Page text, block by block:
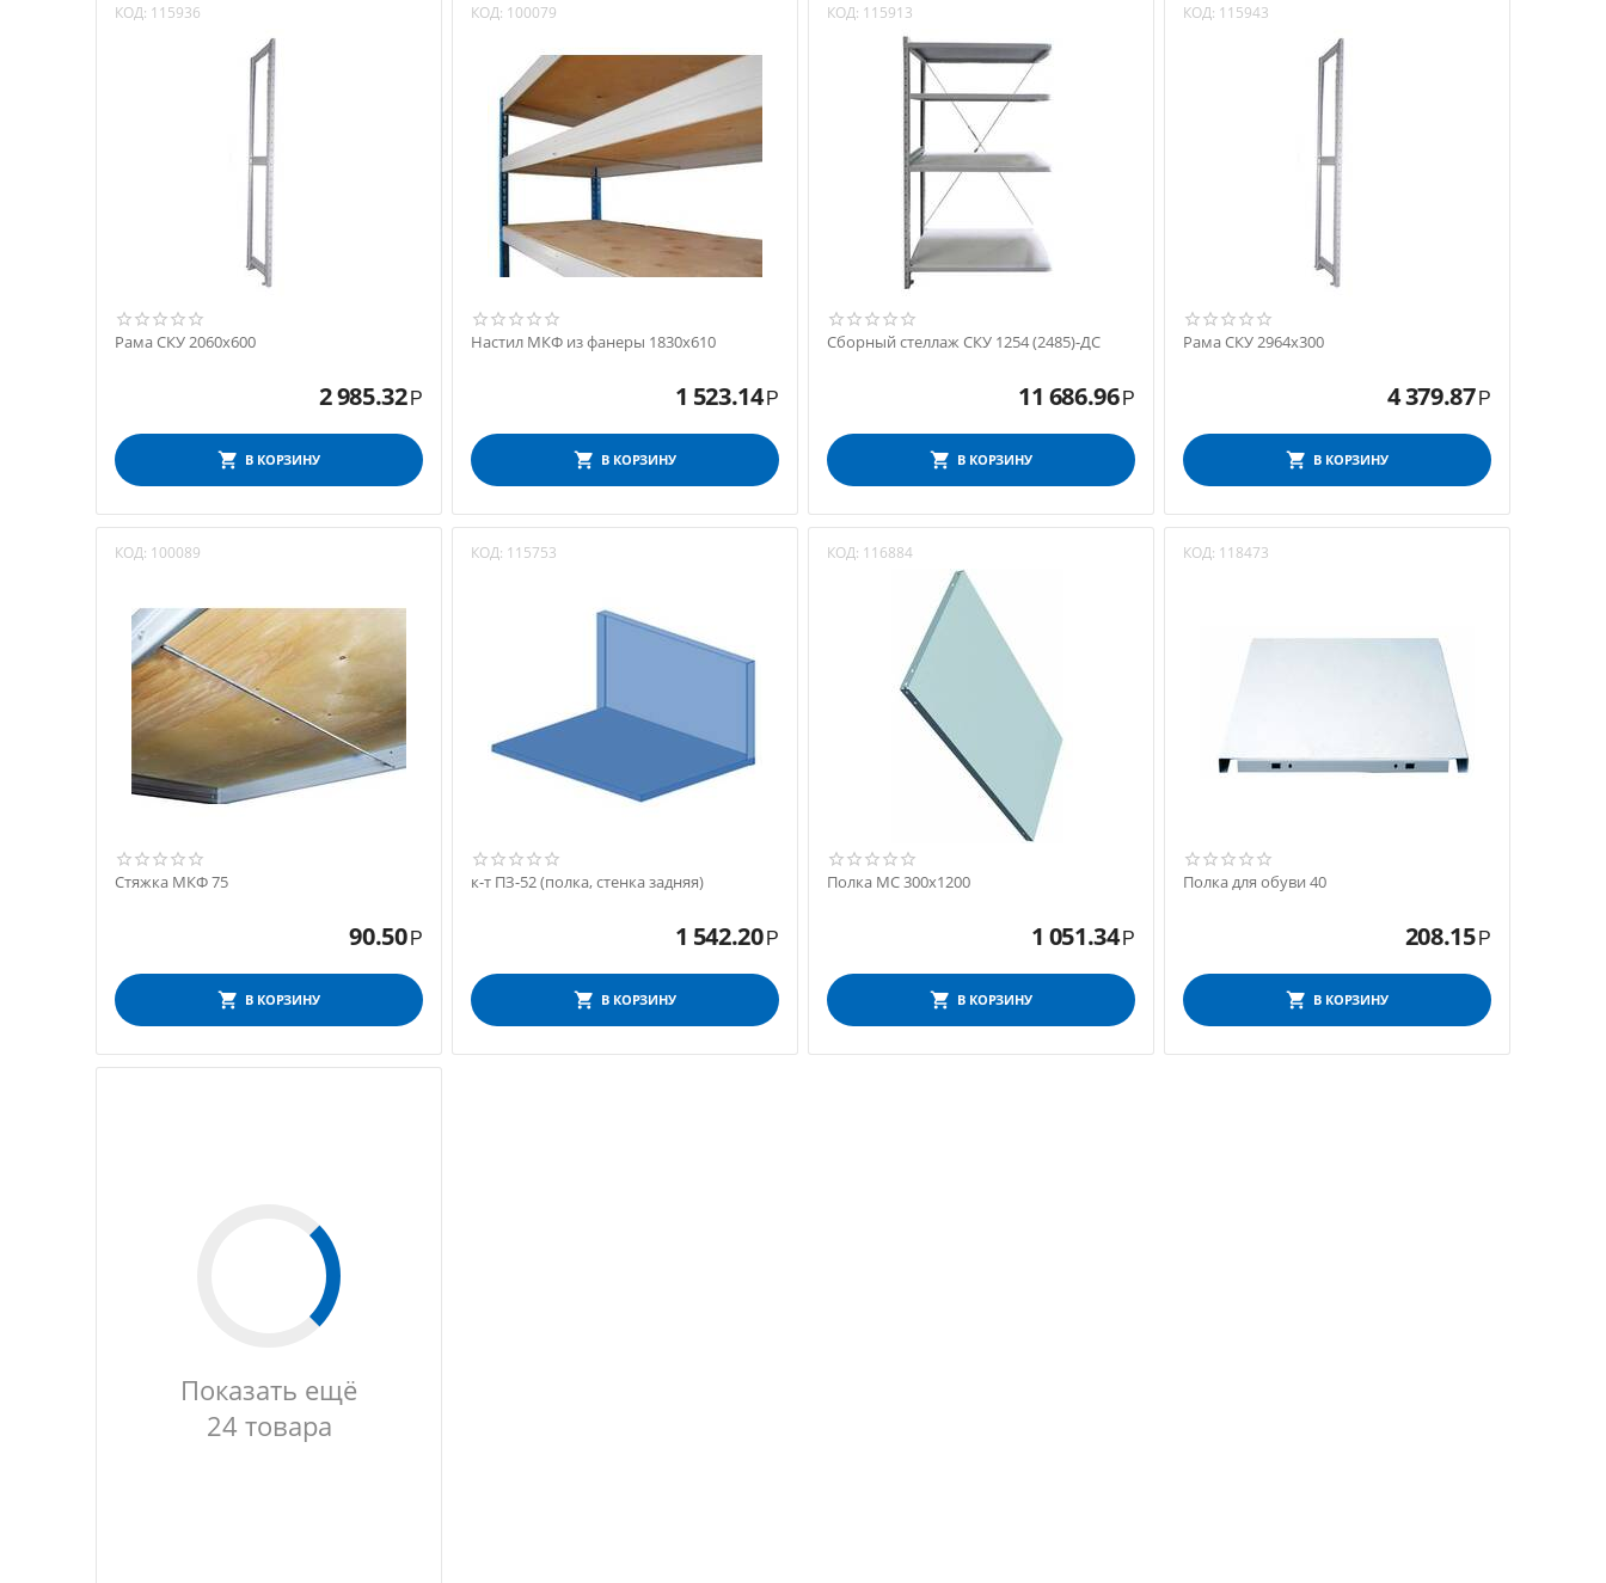
КОД: 115936
Рама СКУ 2060x600
2 985.32 Р
В КОРЗИНУ
КОД: 100079
Настил МКФ из фанеры 1830х610
1 523.14 Р
В КОРЗИНУ
КОД: 115913
Сборный стеллаж СКУ 1254 (2485)-ДС
11 686.96 Р
В КОРЗИНУ
КОД: 115943
Рама СКУ 2964x300
4 379.87 Р
В КОРЗИНУ
КОД: 100089
Стяжка МКФ 75
90.50 Р
В КОРЗИНУ
КОД: 115753
к-т ПЗ-52 (полка, стенка задняя)
1 542.20 Р
В КОРЗИНУ
КОД: 116884
Полка МС 300х1200
1 051.34 Р
В КОРЗИНУ
КОД: 118473
Полка для обуви 40
208.15 Р
В КОРЗИНУ
Показать ещё
24 товара